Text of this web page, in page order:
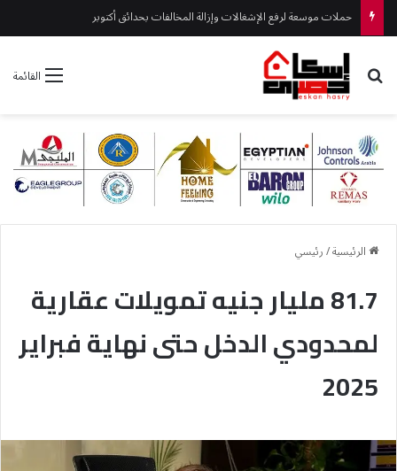
حملات موسعة لرفع الإشغالات وإزالة المخالفات بحدائق أكتوبر
القائمة بحث عن
الرئيسية/رئيسي
81.7 مليار جنيه تمويلات عقارية
لمحدودي الدخل حتى نهاية فبراير
2025